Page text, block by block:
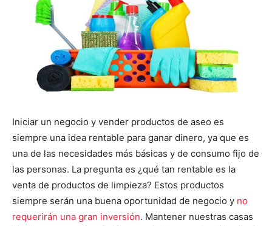
Iniciar un negocio y vender productos de aseo es
siempre una idea rentable para ganar dinero, ya que es
una de las necesidades más básicas y de consumo fijo de
las personas. La pregunta es ¿qué tan rentable es la
venta de productos de limpieza? Estos productos
siempre serán una buena oportunidad de negocio y no
requerirán una gran inversión. Mantener nuestras casas